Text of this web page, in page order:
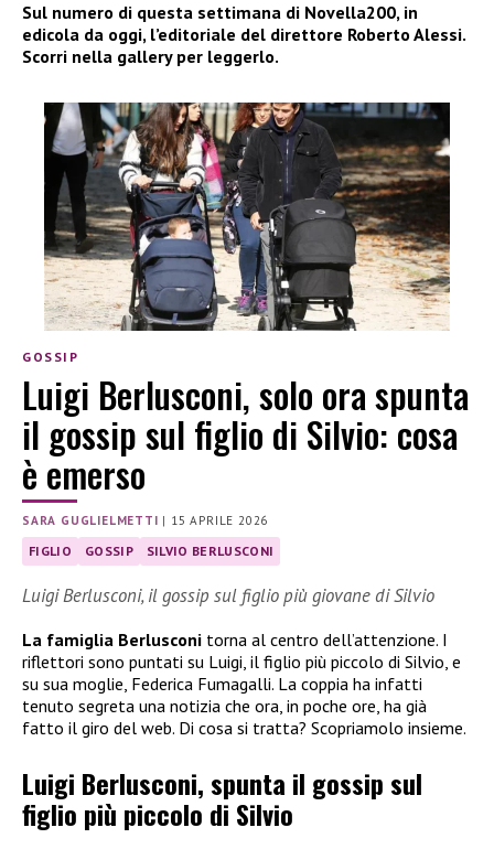
Sul numero di questa settimana di Novella200, in
edicola da oggi, l’editoriale del direttore Roberto Alessi.
Scorri nella gallery per leggerlo.
GOSSIP
Luigi Berlusconi, solo ora spunta
il gossip sul figlio di Silvio: cosa
è emerso
SARA GUGLIELMETTI | 15 APRILE 2026
FIGLIO GOSSIP SILVIO BERLUSCONI
Luigi Berlusconi, il gossip sul figlio più giovane di Silvio
La famiglia Berlusconi torna al centro dell’attenzione. I
riflettori sono puntati su Luigi, il figlio più piccolo di Silvio, e
su sua moglie, Federica Fumagalli. La coppia ha infatti
tenuto segreta una notizia che ora, in poche ore, ha già
fatto il giro del web. Di cosa si tratta? Scopriamolo insieme.
Luigi Berlusconi, spunta il gossip sul
figlio più piccolo di Silvio